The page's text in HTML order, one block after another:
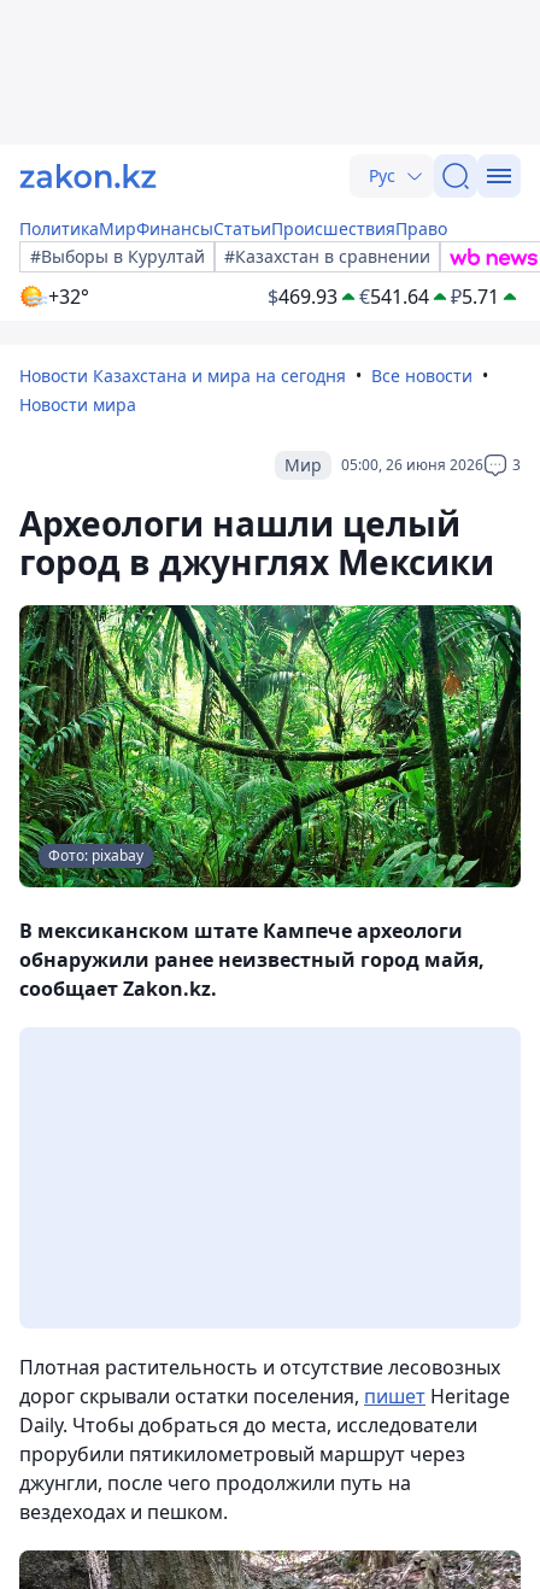
Рус
ПолитикаМирФинансыСтатьиПроисшествияПраво
#Выборы в Курултай
#Казахстан в сравнении
+32° $469.93 €541.64 ₽5.71
Новости Казахстана и мира на сегодня
Все новости
Новости мира
05:00, 26 июня 2026 3
Мир
Археологи нашли целый
город в джунглях Мексики
Фото: pixabay
В мексиканском штате Кампече археологи
обнаружили ранее неизвестный город майя,
сообщает Zakon.kz.
Плотная растительность и отсутствие лесовозных
дорог скрывали остатки поселения, пишет Heritage
Daily. Чтобы добраться до места, исследователи
прорубили пятикилометровый маршрут через
джунгли, после чего продолжили путь на
вездеходах и пешком.